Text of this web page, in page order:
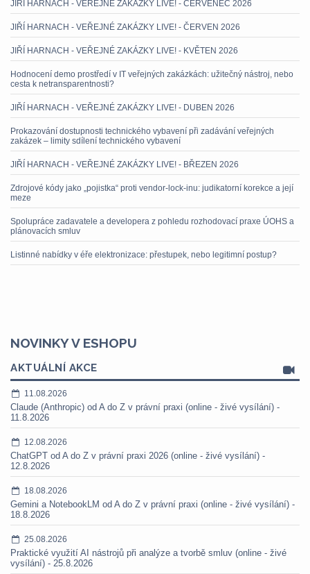
JIŘÍ HARNACH - VEŘEJNÉ ZAKÁZKY LIVE! - ČERVENEC 2026
JIŘÍ HARNACH - VEŘEJNÉ ZAKÁZKY LIVE! - ČERVEN 2026
JIŘÍ HARNACH - VEŘEJNÉ ZAKÁZKY LIVE! - KVĚTEN 2026
Hodnocení demo prostředí v IT veřejných zakázkách: užitečný nástroj, nebo
cesta k netransparentnosti?
JIŘÍ HARNACH - VEŘEJNÉ ZAKÁZKY LIVE! - DUBEN 2026
Prokazování dostupnosti technického vybavení při zadávání veřejných
zakázek – limity sdílení technického vybavení
JIŘÍ HARNACH - VEŘEJNÉ ZAKÁZKY LIVE! - BŘEZEN 2026
Zdrojové kódy jako „pojistka“ proti vendor-lock-inu: judikatorní korekce a její
meze
Spolupráce zadavatele a developera z pohledu rozhodovací praxe ÚOHS a
plánovacích smluv
Listinné nabídky v éře elektronizace: přestupek, nebo legitimní postup?
NOVINKY V ESHOPU
AKTUÁLNÍ AKCE
11.08.2026
Claude (Anthropic) od A do Z v právní praxi (online - živé vysílání) -
11.8.2026
12.08.2026
ChatGPT od A do Z v právní praxi 2026 (online - živé vysílání) -
12.8.2026
18.08.2026
Gemini a NotebookLM od A do Z v právní praxi (online - živé vysílání) -
18.8.2026
25.08.2026
Praktické využití AI nástrojů při analýze a tvorbě smluv (online - živé
vysílání) - 25.8.2026